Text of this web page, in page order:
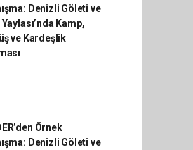
Denizli Göleti ve
Kamp,
ve Kardeşlik
Örnek
Denizli Göleti ve